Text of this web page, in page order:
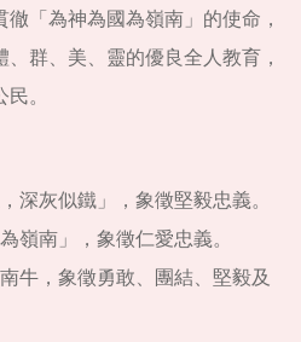
「為神為國為嶺南」的使命，
群、美、靈的優良全人教育，
。
深灰似鐵」，象徵堅毅忠義。
嶺南」，象徵仁愛忠義。
牛，象徵勇敢、團結、堅毅及